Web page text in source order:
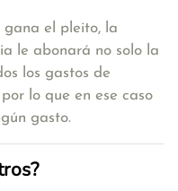
gana el pleito, la
le abonará no solo la
los gastos de
lo que en ese caso
gasto.